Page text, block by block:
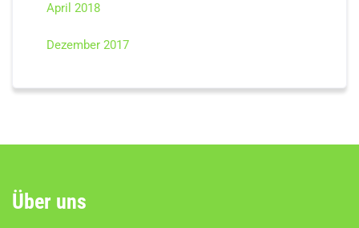
April 2018
Dezember 2017
Über uns